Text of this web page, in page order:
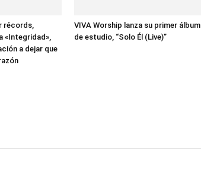
récords,
«Integridad»,
a dejar que
VIVA Worship lanza su primer álbum
de estudio, “Solo Él (Live)”